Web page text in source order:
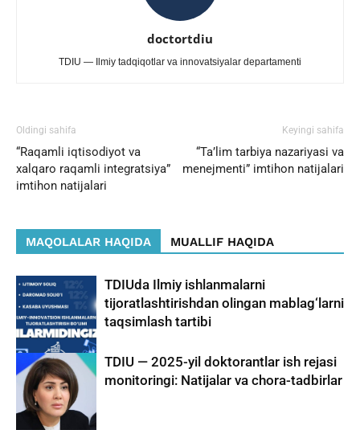
doctortdiu
TDIU — Ilmiy tadqiqotlar va innovatsiyalar departamenti
Oldingi sahifa
“Raqamli iqtisodiyot va
xalqaro raqamli integratsiya”
imtihon natijalari
Keyingi sahifa
“Ta’lim tarbiya nazariyasi va
menejmenti” imtihon natijalari
MAQOLALAR HAQIDA MUALLIF HAQIDA
TDIUda Ilmiy ishlanmalarni
tijoratlashtirishdan olingan mablag‘larni
taqsimlash tartibi
TDIU — 2025-yil doktorantlar ish rejasi
monitoringi: Natijalar va chora-tadbirlar